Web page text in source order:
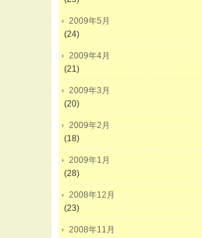
2009年5月
(24)
2009年4月
(21)
2009年3月
(20)
2009年2月
(18)
2009年1月
(28)
2008年12月
(23)
2008年11月